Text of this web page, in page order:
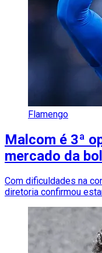
Flamengo
Malcom é 3ª
mercado da
Com dificuldades na
diretoria confirmou